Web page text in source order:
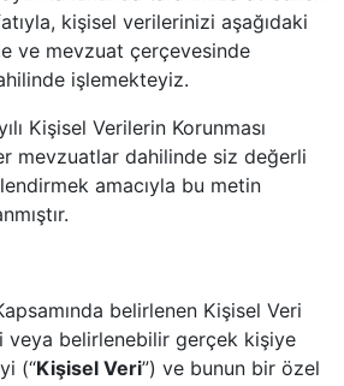
kişisel verilerinizi aşağıdaki
ve mevzuat çerçevesinde
işlemekteyiz.
Kişisel Verilerin Korunması
mevzuatlar dahilinde siz değerli
amacıyla bu metin
belirlenen Kişisel Veri
veya belirlenebilir gerçek kişiye
(“Kişisel Veri”) ve bunun bir özel